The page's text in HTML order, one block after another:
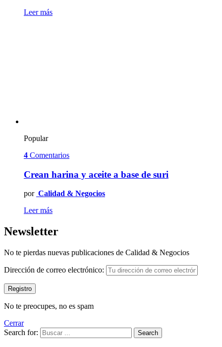
Leer más
Popular
4 Comentarios
Crean harina y aceite a base de suri
por Calidad & Negocios
Leer más
Newsletter
No te pierdas nuevas publicaciones de Calidad & Negocios
Dirección de correo electrónico:
No te preocupes, no es spam
Cerrar
Search for:
Search